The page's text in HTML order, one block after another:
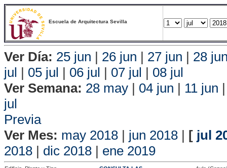
Escuela de Arquitectura Sevilla
Ver Día: 25 jun | 26 jun | 27 jun | 28
jul | 05 jul | 06 jul | 07 jul | 08 jul
Ver Semana: 28 may | 04 jun | 11 jun
jul
Previa
Ver Mes: may 2018 | jun 2018 | [ jul
2018 | dic 2018 | ene 2019